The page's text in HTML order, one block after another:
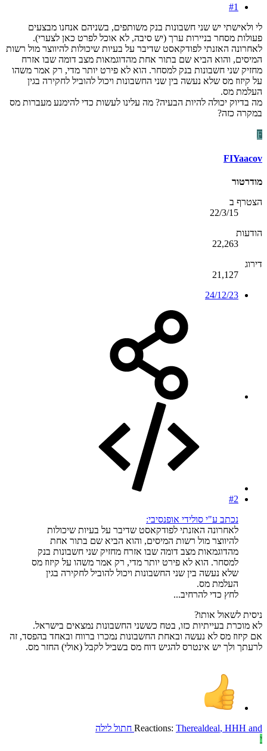
#1
לי ולאישתי יש שני חשבונות בנק משותפים, בשניהם אנחנו מבצעים
פעולות מסחר בניירות ערך (יש סיבה, לא אוכל לפרט כאן לצערי).
לאחרונה האזנתי לפודקאסט שדיבר על בעיות שיכולות להיווצר מול רשות
המיסים, והוא הביא שם בתור אחת מהדוגמאות מצב דומה שבו אזרח
מחזיק שני חשבונות בנק למסחר. הוא לא פירט יותר מדי, רק אמר משהו
על קיזוז מס שלא נעשה בין שני החשבונות ויכול להוביל לחקירה בגין
העלמת מס.
מה בדיוק יכולה להיות הבעיה? מה עלינו לעשות כדי להימנע מעברות מס
במקרה כזה?
F
FIYaacov
מודרטור
הצטרף ב
22/3/15
הודעות
22,263
דירוג
21,127
24/12/23
#2
נכתב ע"י סולידי אופנסיבי:
לאחרונה האזנתי לפודקאסט שדיבר על בעיות שיכולות
להיווצר מול רשות המיסים, והוא הביא שם בתור אחת
מהדוגמאות מצב דומה שבו אזרח מחזיק שני חשבונות בנק
למסחר. הוא לא פירט יותר מדי, רק אמר משהו על קיזוז מס
שלא נעשה בין שני החשבונות ויכול להוביל לחקירה בגין
העלמת מס.
לחץ כדי להרחיב...
ניסית לשאול אותו?
לא מוכרת בעייתיות כזו, בטח כששני החשבונות נמצאים בישראל.
אם קיזוז מס לא נעשה ובאחת החשבונות נמכרו ברווח ובאחד בהפסד, זה
לרעתך ולך יש אינטרס להגיש דוח מס בשביל לקבל (אולי) החזר מס.
Reactions: Therealdeal, HHH and
חתול לילה
י